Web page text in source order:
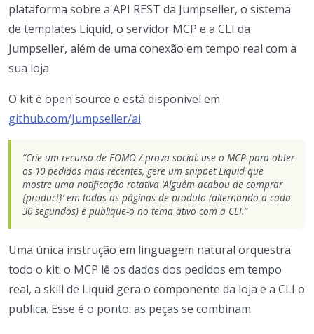
plataforma sobre a API REST da Jumpseller, o sistema
de templates Liquid, o servidor MCP e a CLI da
Jumpseller, além de uma conexão em tempo real com a
sua loja.
O kit é open source e está disponível em
github.com/Jumpseller/ai.
“Crie um recurso de FOMO / prova social: use o MCP para obter
os 10 pedidos mais recentes, gere um snippet Liquid que
mostre uma notificação rotativa ‘Alguém acabou de comprar
{product}’ em todas as páginas de produto (alternando a cada
30 segundos) e publique-o no tema ativo com a CLI.”
Uma única instrução em linguagem natural orquestra
todo o kit: o MCP lê os dados dos pedidos em tempo
real, a skill de Liquid gera o componente da loja e a CLI o
publica. Esse é o ponto: as peças se combinam.